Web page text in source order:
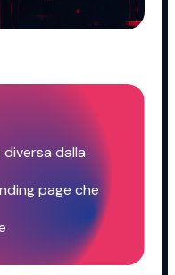
dalla
page che